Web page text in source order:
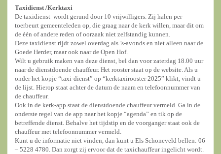
Taxidienst /Kerktaxi
De taxidienst wordt gerund door 10 vrijwilligers. Zij halen per
toerbeurt gemeenteleden op, die graag naar de kerk willen, maar dit om
de één of andere reden of oorzaak niet zelfstandig kunnen.
Deze taxidienst rijdt zowel overdag als ’s-avonds en niet alleen naar de
Goede Herder, maar ook naar de Open Hof.
Wilt u gebruik maken van deze dienst, bel dan voor zaterdag 18.00 uur
naar de dienstdoende chauffeur. Het rooster staat op de website. Als u
onder het kopje “taxi-dienst” op “kerktaxirooster 2025” klikt, vindt u
de lijst. Hierop staat achter de datum de naam en telefoonnummer van
de chauffeur.
Ook in de kerk-app staat de dienstdoende chauffeur vermeld. Ga in de
onderste regel van de app naar het kopje “agenda” en tik op de
betreffende dienst. Behalve het tijdstip en de voorganger staat ook de
chauffeur met telefoonnummer vermeld.
Kunt u de informatie niet vinden, dan kunt u Els Schoneveld bellen: 06
– 5228 4780. Dan zorgt zij ervoor dat de taxichauffeur ingelicht wordt.